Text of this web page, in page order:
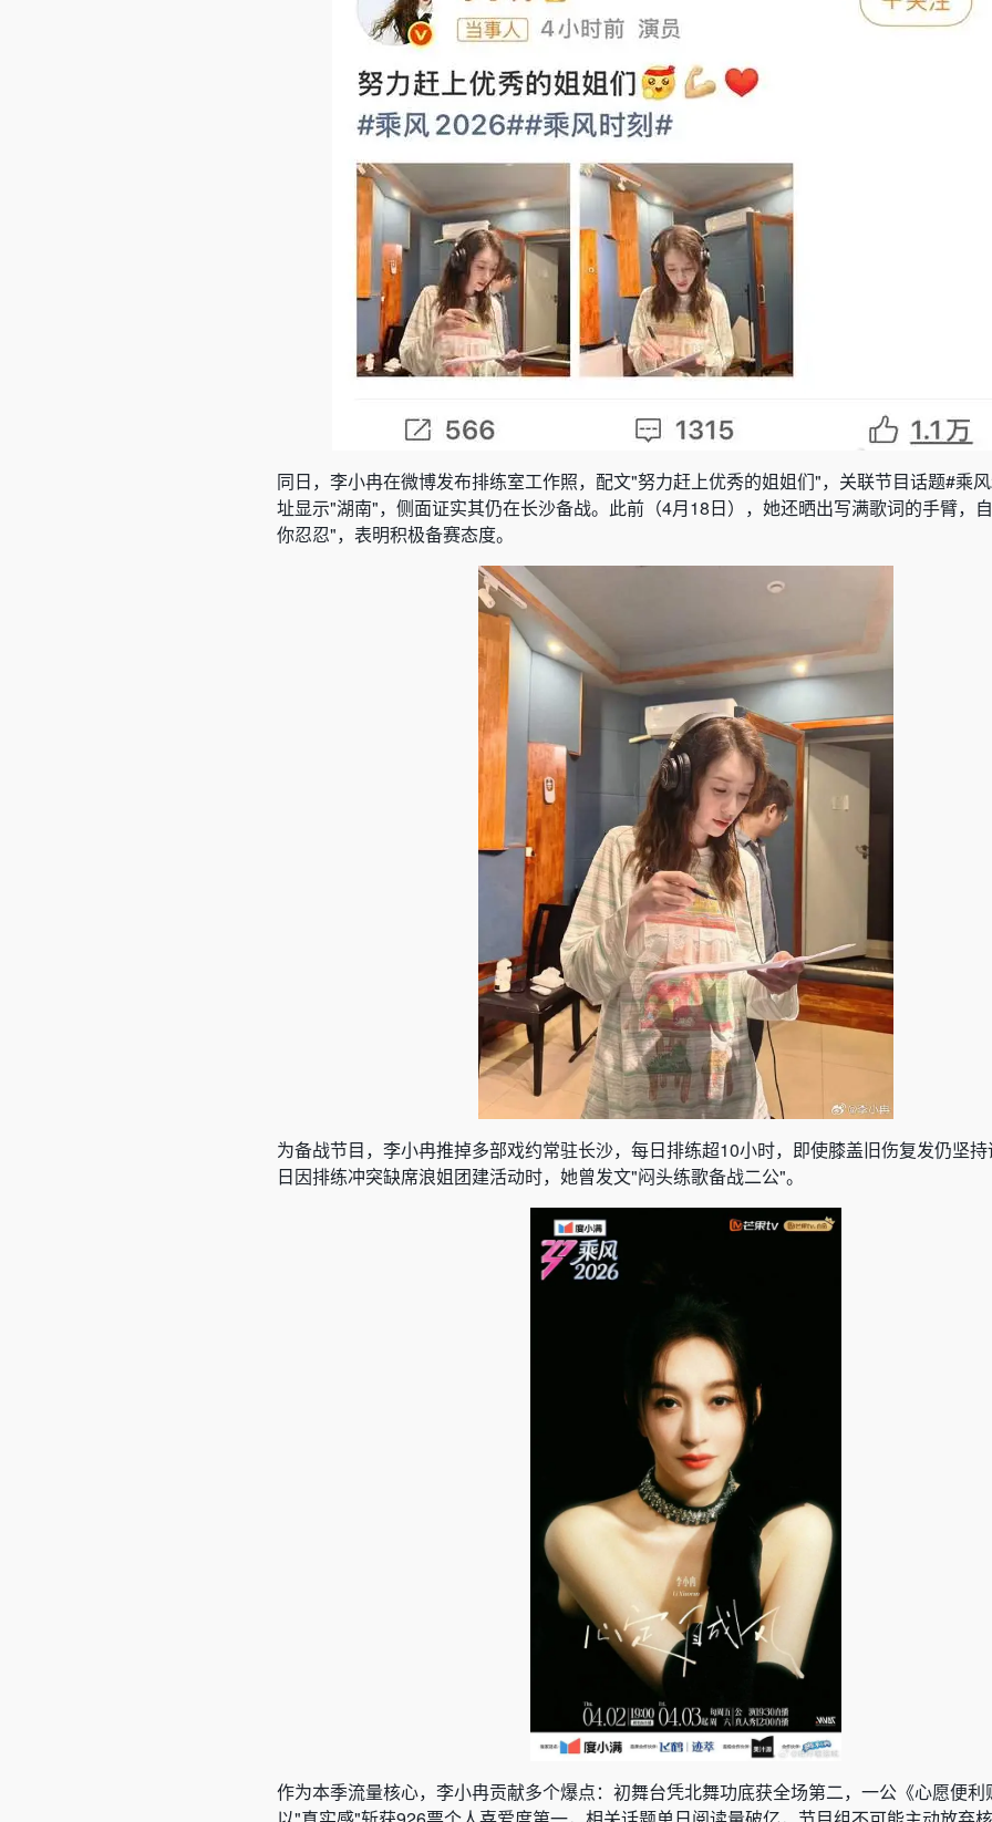
同日，李小冉在微博发布排练室工作照，配文"努力赶上优秀的姐姐们"，关联节目话题#乘
址显示"湖南"，侧面证实其仍在长沙备战。此前（4月18日），她还晒出写满歌词的手臂，
你忍忍"，表明积极备赛态度。
为备战节目，李小冉推掉多部戏约常驻长沙，每日排练超10小时，即使膝盖旧伤复发仍坚
日因排练冲突缺席浪姐团建活动时，她曾发文"闷头练歌备战二公"。
作为本季流量核心，李小冉贡献多个爆点：初舞台凭北舞功底获全场第二，一公《心愿便利